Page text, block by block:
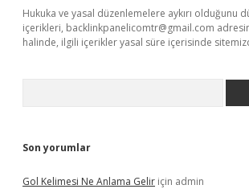
Hukuka ve yasal düzenlemelere aykırı olduğunu
içerikleri, backlinkpanelicomtr@gmail.com
halinde, ilgili içerikler yasal süre içerisinde
Son yorumlar
Gol Kelimesi Ne Anlama Gelir için admin